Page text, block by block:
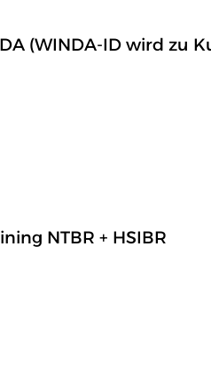
(WINDA-ID wird zu
NTBR + HSIBR